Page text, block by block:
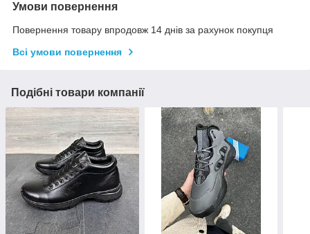
Умови повернення
Повернення товару впродовж 14 днів за рахунок покупця
Всі умови повернення
Подібні товари компанії